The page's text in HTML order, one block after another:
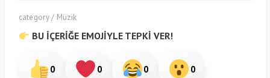
category / Müzik
BU İÇERİĞE EMOJİYLE TEPKİ VER!
0 0 0 0